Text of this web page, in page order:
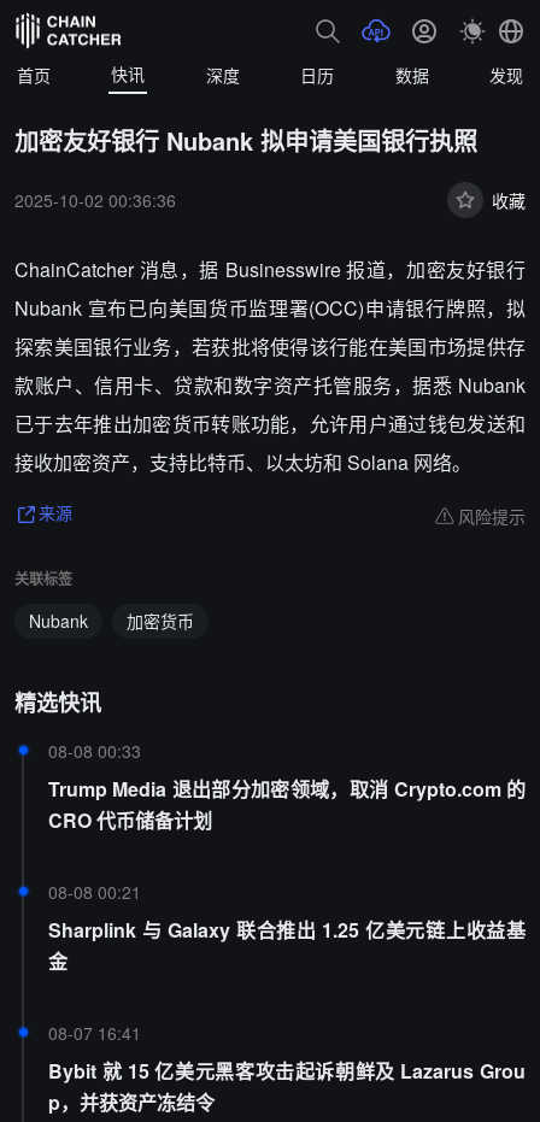
首页 快讯 深度 日历 数据 发现
加密友好银行 Nubank 拟申请美国银行执照
2025-10-02 00:36:36 收藏
ChainCatcher 消息，据 Businesswire 报道，加密友好银行
Nubank 宣布已向美国货币监理署(OCC)申请银行牌照，拟
探索美国银行业务，若获批将使得该行能在美国市场提供存
款账户、信用卡、贷款和数字资产托管服务，据悉 Nubank
已于去年推出加密货币转账功能，允许用户通过钱包发送和
接收加密资产，支持比特币、以太坊和 Solana 网络。
来源 风险提示
关联标签
Nubank 加密货币
精选快讯
08-08 00:33
Trump Media 退出部分加密领域，取消 Crypto.com 的
CRO 代币储备计划
08-08 00:21
Sharplink 与 Galaxy 联合推出 1.25 亿美元链上收益基
金
08-07 16:41
Bybit 就 15 亿美元黑客攻击起诉朝鲜及 Lazarus Grou
p，并获资产冻结令